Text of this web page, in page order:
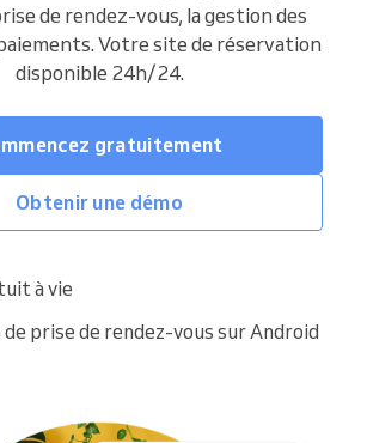
de rendez-vous, la gestion des
Votre site de réservation
disponible 24h/24.
gratuitement
Obtenir une démo
à vie
prise de rendez-vous sur Android